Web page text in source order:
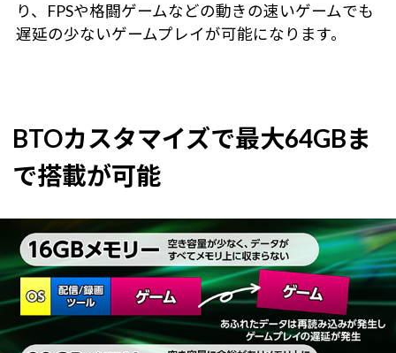
り、FPSや格闘ゲームなどの動きの速いゲームでも
遅延の少ないゲームプレイが可能になります。
BTOカスタマイズで最大64GBま
で搭載が可能